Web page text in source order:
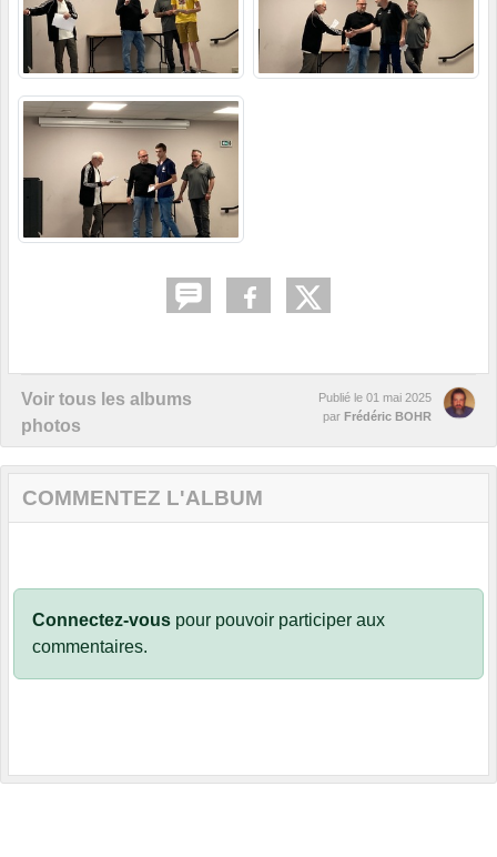
Voir tous les albums
photos
Publié le 01 mai 2025
par Frédéric BOHR
COMMENTEZ L'ALBUM
Connectez-vous pour pouvoir participer aux
commentaires.